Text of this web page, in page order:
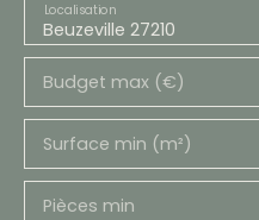
Beuzeville 27210
Localisation
Budget max (€)
Surface min (m²)
Pièces min